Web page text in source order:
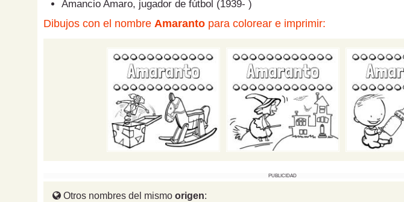
Amancio Amaro, jugador de fútbol (1939- )
Dibujos con el nombre Amaranto para colorear e imprimir:
PUBLICIDAD
Otros nombres del mismo origen: